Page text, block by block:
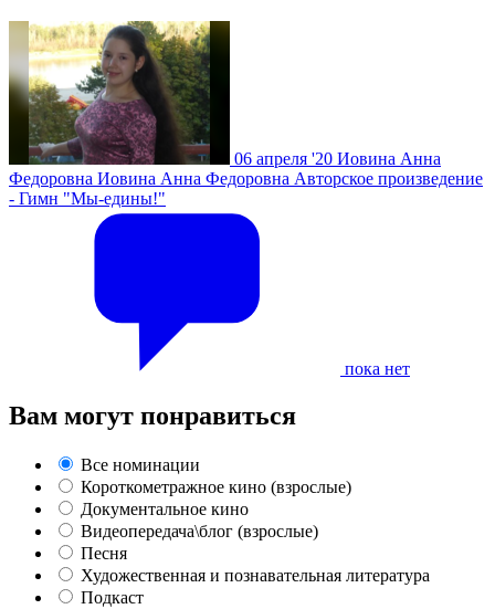
06 апреля '20 Иовина Анна
Федоровна Иовина Анна Федоровна Авторское произведение
- Гимн "Мы-едины!"
пока нет
Вам могут понравиться
Все номинации
Короткометражное кино (взрослые)
Документальное кино
Видеопередача\блог (взрослые)
Песня
Художественная и познавательная литература
Подкаст